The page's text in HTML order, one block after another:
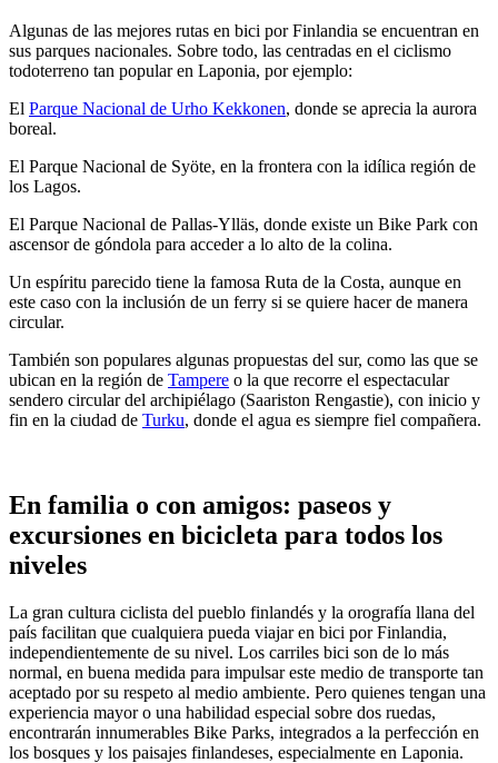
Algunas de las mejores rutas en bici por Finlandia se encuentran en
sus parques nacionales. Sobre todo, las centradas en el ciclismo
todoterreno tan popular en Laponia, por ejemplo:
El Parque Nacional de Urho Kekkonen, donde se aprecia la aurora
boreal.
El Parque Nacional de Syöte, en la frontera con la idílica región de
los Lagos.
El Parque Nacional de Pallas-Ylläs, donde existe un Bike Park con
ascensor de góndola para acceder a lo alto de la colina.
Un espíritu parecido tiene la famosa Ruta de la Costa, aunque en
este caso con la inclusión de un ferry si se quiere hacer de manera
circular.
También son populares algunas propuestas del sur, como las que se
ubican en la región de Tampere o la que recorre el espectacular
sendero circular del archipiélago (Saariston Rengastie), con inicio y
fin en la ciudad de Turku, donde el agua es siempre fiel compañera.
En familia o con amigos: paseos y
excursiones en bicicleta para todos los
niveles
La gran cultura ciclista del pueblo finlandés y la orografía llana del
país facilitan que cualquiera pueda viajar en bici por Finlandia,
independientemente de su nivel. Los carriles bici son de lo más
normal, en buena medida para impulsar este medio de transporte tan
aceptado por su respeto al medio ambiente. Pero quienes tengan una
experiencia mayor o una habilidad especial sobre dos ruedas,
encontrarán innumerables Bike Parks, integrados a la perfección en
los bosques y los paisajes finlandeses, especialmente en Laponia.